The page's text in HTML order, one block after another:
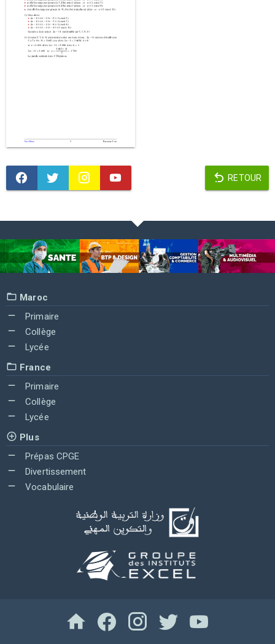
RETOUR
Maroc
Primaire
Collège
Lycée
France
Primaire
Collège
Lycée
Plus
Prépas CPGE
Divertissement
Vocabulaire